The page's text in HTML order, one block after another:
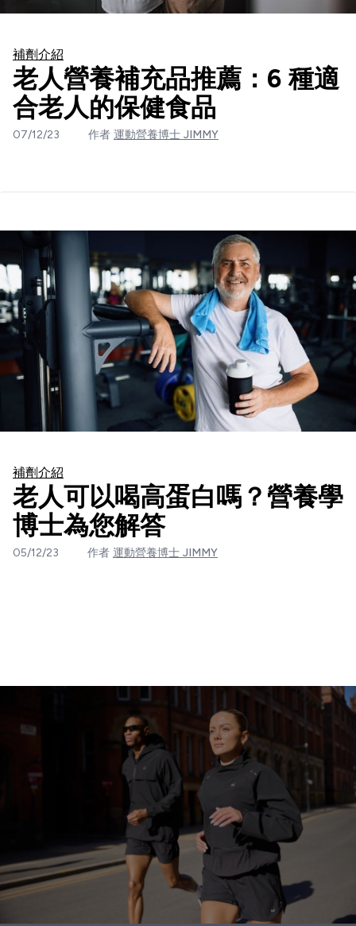
補劑介紹
老人營養補充品推薦：6 種適
合老人的保健食品
07/12/23 作者 運動營養博士 JIMMY
補劑介紹
老人可以喝高蛋白嗎？營養學
博士為您解答
05/12/23 作者 運動營養博士 JIMMY